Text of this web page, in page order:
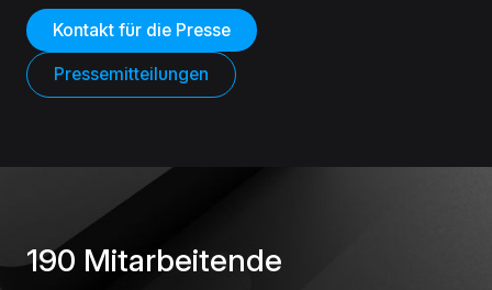
Kontakt für die Presse
Pressemitteilungen
190 Mitarbeitende